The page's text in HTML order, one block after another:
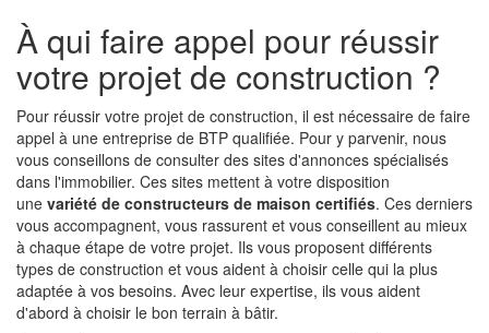
À qui faire appel pour réussir
votre projet de construction ?
Pour réussir votre projet de construction, il est nécessaire de faire
appel à une entreprise de BTP qualifiée. Pour y parvenir, nous
vous conseillons de consulter des sites d'annonces spécialisés
dans l'immobilier. Ces sites mettent à votre disposition
une variété de constructeurs de maison certifiés. Ces derniers
vous accompagnent, vous rassurent et vous conseillent au mieux
à chaque étape de votre projet. Ils vous proposent différents
types de construction et vous aident à choisir celle qui la plus
adaptée à vos besoins. Avec leur expertise, ils vous aident
d'abord à choisir le bon terrain à bâtir.